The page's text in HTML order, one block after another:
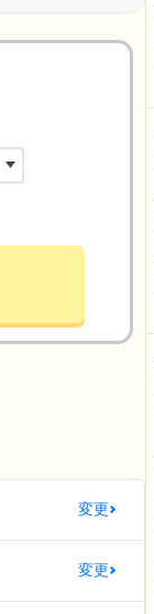
変更
変更